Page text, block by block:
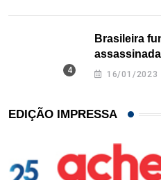
Brasileira
16/01/2023
EDIÇÃO IMPRESSA